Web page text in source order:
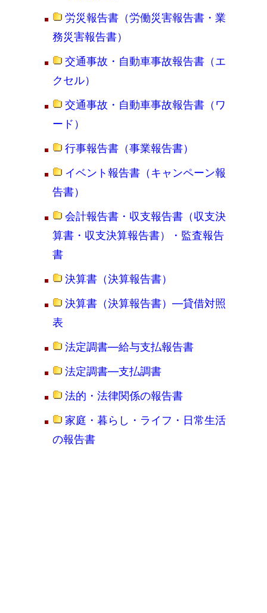
労災報告書（労働災害報告書・業
務災害報告書）
交通事故・自動車事故報告書（エ
クセル）
交通事故・自動車事故報告書（ワ
ード）
行事報告書（事業報告書）
イベント報告書（キャンペーン報
告書）
会計報告書・収支報告書（収支決
算書・収支決算報告書）・監査報告
書
決算書（決算報告書）
決算書（決算報告書）―貸借対照
表
法定調書―給与支払報告書
法定調書―支払調書
法的・法律関係の報告書
家庭・暮らし・ライフ・日常生活
の報告書